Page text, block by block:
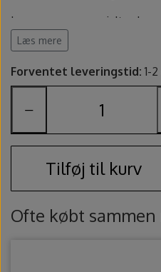
Svampe
Udstikkere
Lermassen er specielt
pladearbejder.
Læs mere
Forventet leveringstid: 1-
−
Tilføj til kurv
Ofte købt sammen